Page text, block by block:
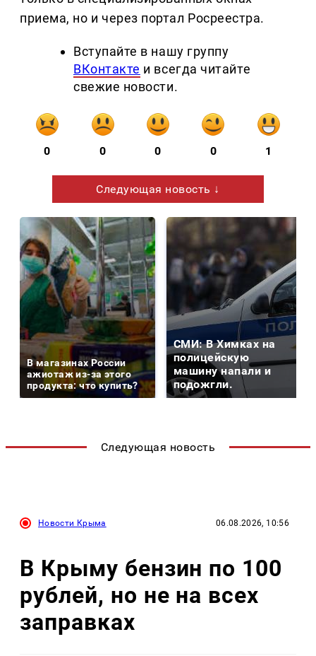
приема, но и через портал Росреестра.
Вступайте в нашу группу
ВКонтакте и всегда читайте
свежие новости.
0 0 0 0 1
Следующая новость ↓
В магазинах России
ажиотаж из-за этого
продукта: что купить?
СМИ: В Химках на
полицейскую
машину напали и
подожгли.
Следующая новость
Новости Крыма 06.08.2026, 10:56
В Крыму бензин по 100
рублей, но не на всех
заправках